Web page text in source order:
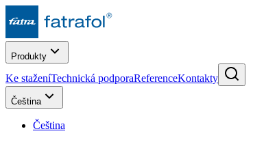
Produkty
Ke staženíTechnická podporaReferenceKontakty
Čeština
Čeština